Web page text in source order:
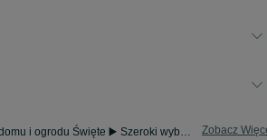
Sprzedaż artykułów do domu i ogrodu Święte ▶️ Szeroki wybór modeli i materiałów ✅ Nowe i używane w atrakcyjnych cenach ☝ Sprawdź oferty na OLX.pl! Zobacz